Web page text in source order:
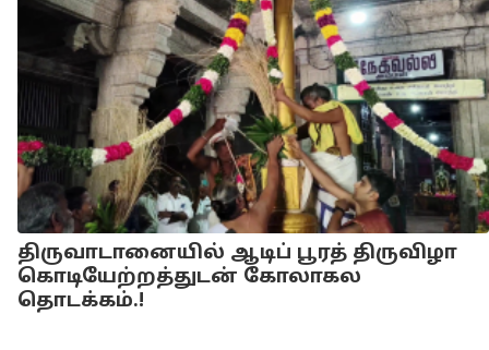
திருவாடானையில் ஆடிப் பூரத் திருவிழா
கொடியேற்றத்துடன் கோலாகல
தொடக்கம்.!